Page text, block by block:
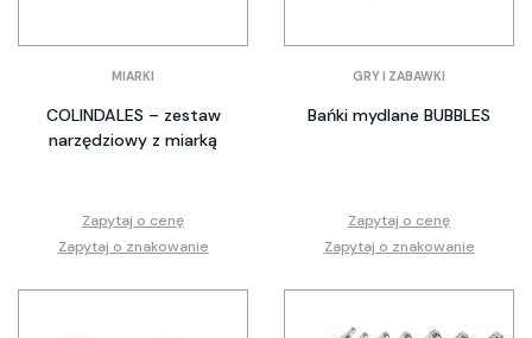
MIARKI
COLINDALES – zestaw
narzędziowy z miarką
Zapytaj o cenę
Zapytaj o znakowanie
GRY I ZABAWKI
Bańki mydlane BUBBLES
Zapytaj o cenę
Zapytaj o znakowanie